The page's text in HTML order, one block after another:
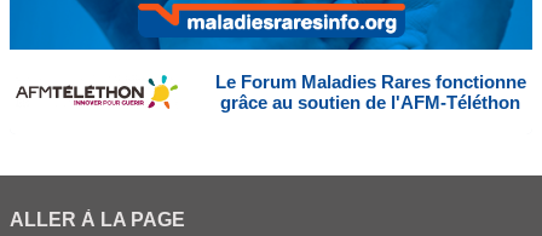
Le Forum Maladies Rares fonctionne
grâce au soutien de l'AFM-Téléthon
ALLER À LA PAGE